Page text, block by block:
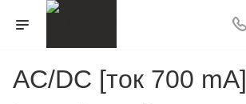
AC/DC [ток 700 mA]